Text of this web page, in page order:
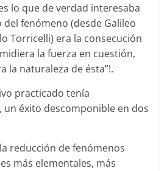
lo que de verdad interesaba
fenómeno (desde Galileo
Torricelli) era la consecución
la fuerza en cuestión,
la naturaleza de ésta”!.
practicado tenía
éxito descomponible en dos
reducción de fenómenos
más elementales, más